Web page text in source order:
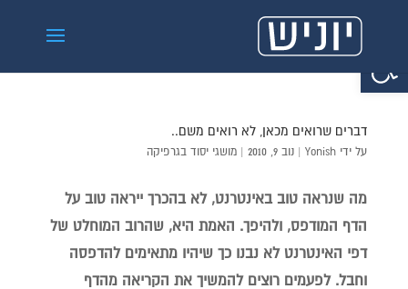
פתח סרגל נגישות
דברים שרואים מכאן, לא רואים משם..
על ידי Yonish
| נוב 9, 2010 | מושגי יסוד בגרפיקה
מה שנראה טוב באינטרנט, לא בהכרך ייראה טוב על
הדף המודפס, ולהיפך. האמת היא, שהרוב המוחלט של
דפי האינטרנט לא נבנו כך שיהיו מתאימים להדפסה
וחבל. לפעמים רוצים להמשיך את הקריאה מהדף